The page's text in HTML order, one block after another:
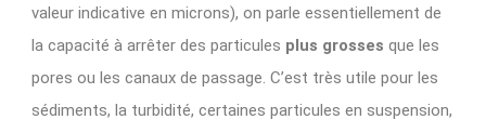
valeur indicative en microns), on parle essentiellement de
la capacité à arrêter des particules plus grosses que les
pores ou les canaux de passage. C’est très utile pour les
sédiments, la turbidité, certaines particules en suspension,